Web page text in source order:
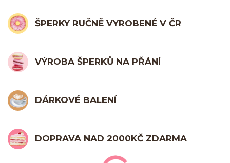
ŠPERKY RUČNĚ VYROBENÉ V ČR
VÝROBA ŠPERKŮ NA PŘÁNÍ
DÁRKOVÉ BALENÍ
DOPRAVA NAD 2000KČ ZDARMA